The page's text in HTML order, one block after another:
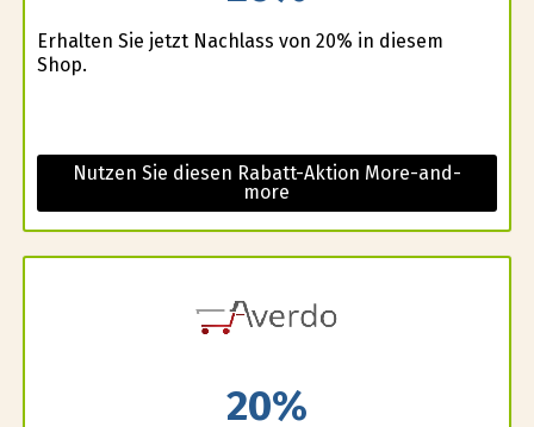
Erhalten Sie jetzt Nachlass von 20% in diesem
Shop.
Nutzen Sie diesen Rabatt-Aktion More-and-
more
20%